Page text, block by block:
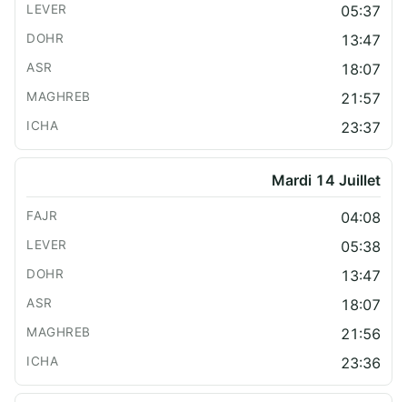
05:37
13:47
18:07
21:57
23:37
Mardi 14 Juillet
04:08
05:38
13:47
18:07
21:56
23:36